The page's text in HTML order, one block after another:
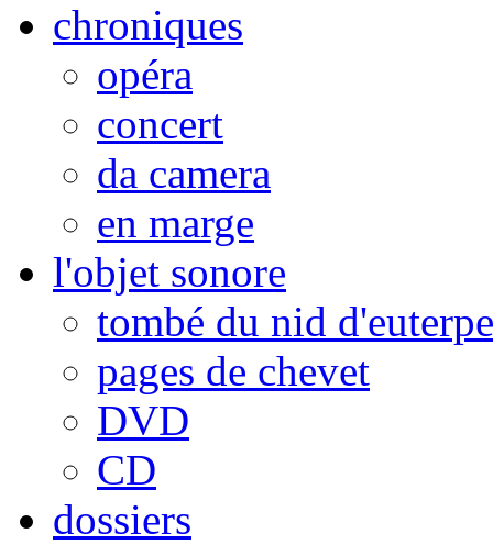
chroniques
opéra
concert
da camera
en marge
l'objet sonore
tombé du nid d'euterpe
pages de chevet
DVD
CD
dossiers